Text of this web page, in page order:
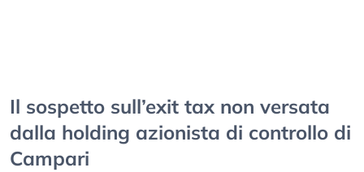
Il sospetto sull’exit tax non versata
dalla holding azionista di controllo di
Campari